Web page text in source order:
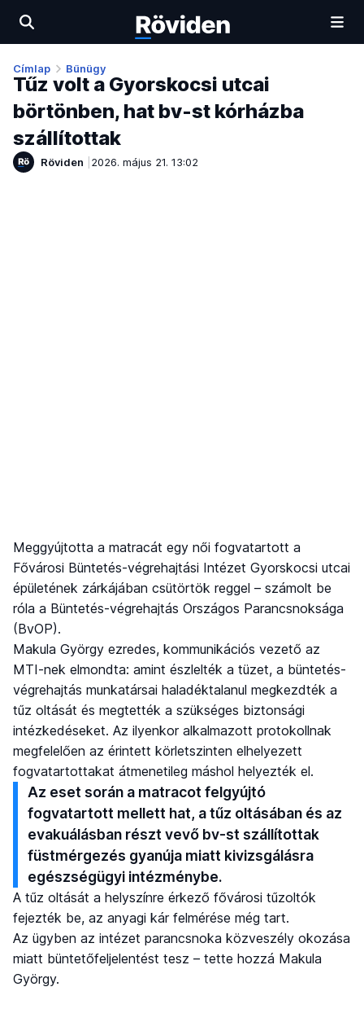
Címlap Bűnügy
Tűz volt a Gyorskocsi utcai
börtönben, hat bv-st kórházba
szállítottak
Röviden 2026. május 21. 13:02
Meggyújtotta a matracát egy női fogvatartott a
Fővárosi Büntetés-végrehajtási Intézet Gyorskocsi utcai
épületének zárkájában csütörtök reggel – számolt be
róla a Büntetés-végrehajtás Országos Parancsnoksága
(BvOP).
Makula György ezredes, kommunikációs vezető az
MTI-nek elmondta: amint észlelték a tüzet, a büntetés-
végrehajtás munkatársai haladéktalanul megkezdték a
tűz oltását és megtették a szükséges biztonsági
intézkedéseket. Az ilyenkor alkalmazott protokollnak
megfelelően az érintett körletszinten elhelyezett
fogvatartottakat átmenetileg máshol helyezték el.
Az eset során a matracot felgyújtó
fogvatartott mellett hat, a tűz oltásában és az
evakuálásban részt vevő bv-st szállítottak
füstmérgezés gyanúja miatt kivizsgálásra
egészségügyi intézménybe.
A tűz oltását a helyszínre érkező fővárosi tűzoltók
fejezték be, az anyagi kár felmérése még tart.
Az ügyben az intézet parancsnoka közveszély okozása
miatt büntetőfeljelentést tesz – tette hozzá Makula
György.